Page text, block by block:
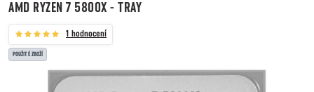
AMD RYZEN 7 5800X - TRAY
1 hodnocení
POUŽITÉ ZBOŽÍ